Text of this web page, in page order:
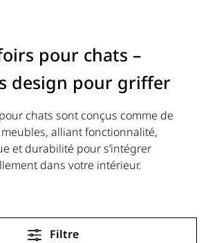
pour chats –
design pour griffer
chats sont conçus comme de
alliant fonctionnalité,
et durabilité pour s’intégrer
dans votre intérieur.
Filtre